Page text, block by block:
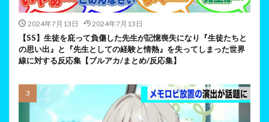
2024年7月13日 2024年7月13日
【SS】生徒を庇って負傷した先生が記憶喪失になり『生徒たちと
の思い出』と『先生としての経験と情熱』を失ってしまった世界
線に対する反応集【ブルアカ/まとめ/反応集】